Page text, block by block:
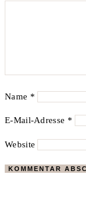
Name *
E-Mail-Adresse *
Website